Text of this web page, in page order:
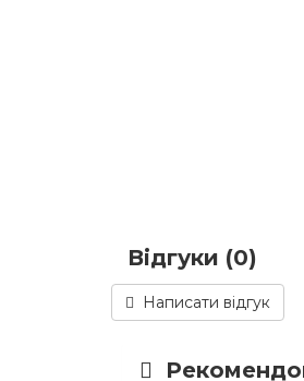
Відгуки (0)
Написати відгук